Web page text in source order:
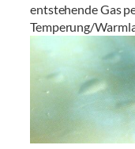
entstehende Gas
Temperung/